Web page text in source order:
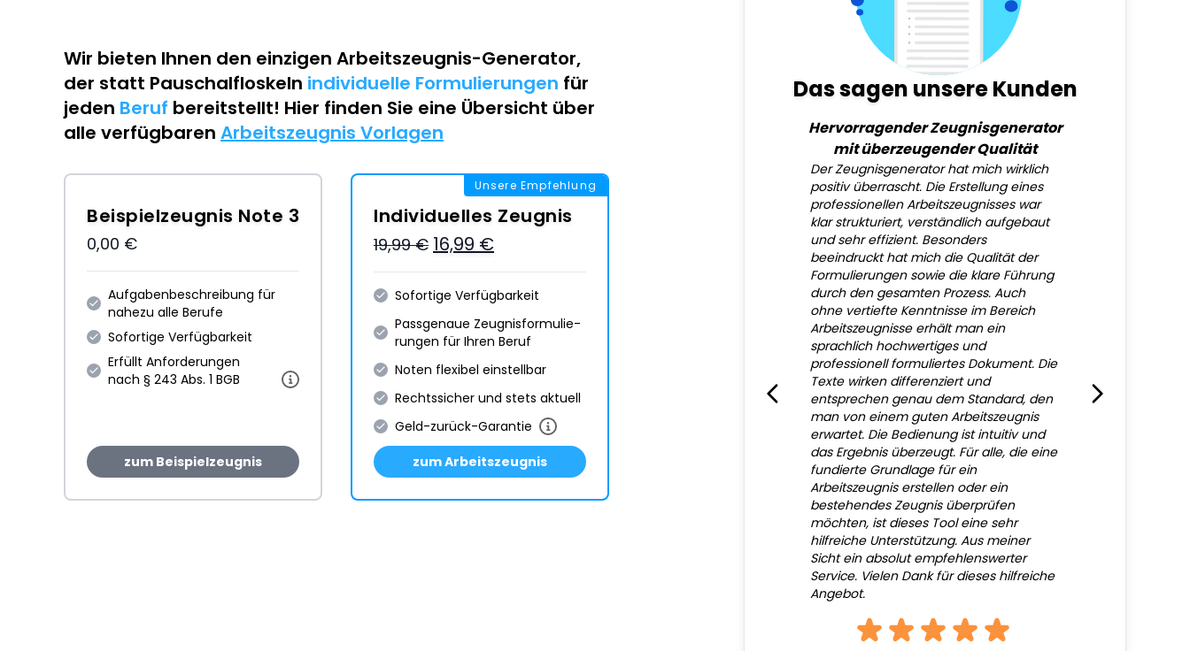
Wir bieten Ihnen den einzigen Arbeitszeugnis-Generator,
der statt Pauschalfloskeln individuelle Formulierungen für
jeden Beruf bereitstellt! Hier finden Sie eine Übersicht über
alle verfügbaren Arbeitszeugnis Vorlagen
Beispielzeugnis Note 3
0,00 €
Aufgabenbeschreibung für
nahezu alle Berufe
Sofortige Verfügbarkeit
Erfüllt Anforderungen
nach § 243 Abs. 1 BGB
zum Beispielzeugnis
Unsere Empfehlung
Individuelles Zeugnis
19,99 € 16,99 €
Sofortige Verfügbarkeit
Passgenaue Zeugnis­formulie­
rungen für Ihren Beruf
Noten flexibel einstellbar
Rechtssicher und stets aktuell
Geld-zurück-Garantie
zum Arbeitszeugnis
Das sagen unsere Kunden
Hervorragender Zeugnisgenerator
mit überzeugender Qualität
Der Zeugnisgenerator hat mich wirklich
positiv überrascht. Die Erstellung eines
professionellen Arbeitszeugnisses war
klar strukturiert, verständlich aufgebaut
und sehr effizient. Besonders
beeindruckt hat mich die Qualität der
Formulierungen sowie die klare Führung
durch den gesamten Prozess. Auch
ohne vertiefte Kenntnisse im Bereich
Arbeitszeugnisse erhält man ein
sprachlich hochwertiges und
professionell formuliertes Dokument. Die
Texte wirken differenziert und
entsprechen genau dem Standard, den
man von einem guten Arbeitszeugnis
erwartet. Die Bedienung ist intuitiv und
das Ergebnis überzeugt. Für alle, die eine
fundierte Grundlage für ein
Arbeitszeugnis erstellen oder ein
bestehendes Zeugnis überprüfen
möchten, ist dieses Tool eine sehr
hilfreiche Unterstützung. Aus meiner
Sicht ein absolut empfehlenswerter
Service. Vielen Dank für dieses hilfreiche
Angebot.